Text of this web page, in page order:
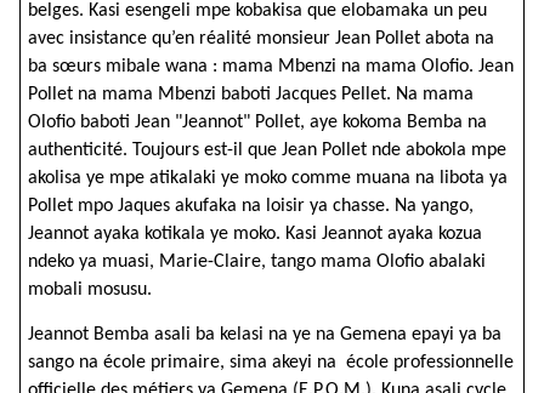
belges. Kasi esengeli mpe kobakisa que elobamaka un peu
avec insistance qu’en réalité monsieur Jean Pollet abota na
ba sœurs mibale wana : mama Mbenzi na mama Olofio. Jean
Pollet na mama Mbenzi baboti Jacques Pellet. Na mama
Olofio baboti Jean "Jeannot" Pollet, aye kokoma Bemba na
authenticité. Toujours est-il que Jean Pollet nde abokola mpe
akolisa ye mpe atikalaki ye moko comme muana na libota ya
Pollet mpo Jaques akufaka na loisir ya chasse. Na yango,
Jeannot ayaka kotikala ye moko. Kasi Jeannot ayaka kozua
ndeko ya muasi, Marie-Claire, tango mama Olofio abalaki
mobali mosusu.
Jeannot Bemba asali ba kelasi na ye na Gemena epayi ya ba
sango na école primaire, sima akeyi na école professionnelle